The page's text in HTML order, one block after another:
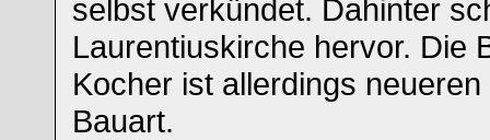
selbst verkündet. Dahinter
Laurentiuskirche hervor. Die
Kocher ist allerdings
Bauart.